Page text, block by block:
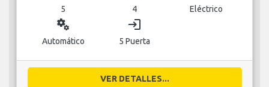
5 4 Eléctrico
miscellaneous_services
Automático
login
5 Puerta
VER DETALLES...